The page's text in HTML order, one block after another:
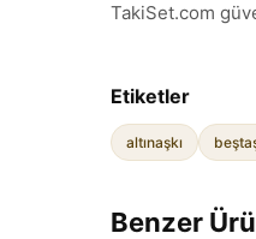
TakiSet.com
Etiketler
altınaşkı
Benzer